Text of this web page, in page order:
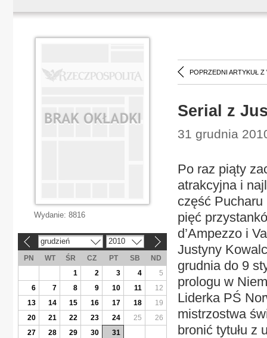
POPRZEDNI ARTYKUŁ Z
Serial z
31 grudnia
Po raz piąty
atrakcyjna i
część
pięć
d’Ampezzo i
Justyny
grudnia do 9
prologu w
Liderka PŚ
mistrzostwa
bronić tytułu z
Wydanie: 8816
grudzień 2010
PN WT ŚR CZ PT SB
ND
1
2 3 4
5
6
7 8 9 10 11
12
13
14 15 16 17 18
19
20
21 22 23 24 25
26
27
28 29 30 31